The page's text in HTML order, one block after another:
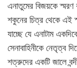
এনাতুমের বিজয়কে
শকুনের চিত্র থেকে এই
যাচ্ছে যে এনাটাম
সেনাবাহিনীকে নেতৃত্ব
শত্রুদের একটি জালে